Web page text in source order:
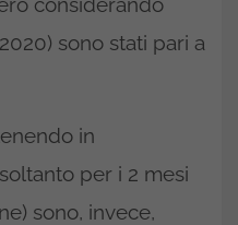
sono stati pari a
in
per i 2 mesi
sono, invece,